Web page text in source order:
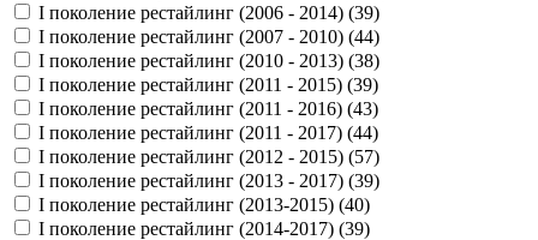
I поколение рестайлинг (2006 - 2014) (39)
I поколение рестайлинг (2007 - 2010) (44)
I поколение рестайлинг (2010 - 2013) (38)
I поколение рестайлинг (2011 - 2015) (39)
I поколение рестайлинг (2011 - 2016) (43)
I поколение рестайлинг (2011 - 2017) (44)
I поколение рестайлинг (2012 - 2015) (57)
I поколение рестайлинг (2013 - 2017) (39)
I поколение рестайлинг (2013-2015) (40)
I поколение рестайлинг (2014-2017) (39)